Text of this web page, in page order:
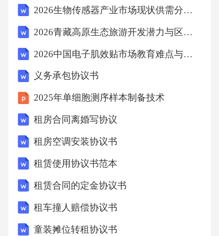
议，乙方已支付的定金不予退还，同时乙方应
按照购房款总额的[X%]向甲方支付违约金，并
赔偿甲方因此遭受的其他损失。五、争议解决
本协议的签订、履行、解释及争议解决均适用
中华人民共和国法律。甲乙双方在履行本协议
过程中如发生争议，应首先通过友好协商解
决；协商不成的，任何一方均有权向房产所在
款1.本协议自双方签字（或盖章）之日起生效，
一式两份，甲乙双方各执
2026生物传感器产业市场现状供需分析及投资评估规划分析研究报告
2026青藏高原生态旅游开发潜力与区域发展分析研究报告
2026中国电子肌效贴市场教育难点与渠道下沉策略研究报告
义务承包协议书
2025年单细胞测序样本制备技术
租房合同离婚写协议
租房空调安装协议书
租赁使用协议书范本
租赁合同的定金协议书
租车撞人赔偿协议书
童装摊位转租协议书